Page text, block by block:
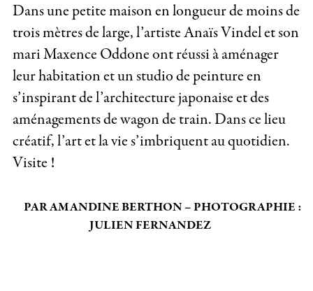
Dans une petite maison en longueur de moins de
trois mètres de large, l’artiste Anaïs Vindel et son
mari Maxence Oddone ont réussi à aménager
leur habitation et un studio de peinture en
s’inspirant de l’architecture japonaise et des
aménagements de wagon de train. Dans ce lieu
créatif, l’art et la vie s’imbriquent au quotidien.
Visite !
PAR AMANDINE BERTHON – PHOTOGRAPHIE :
JULIEN FERNANDEZ